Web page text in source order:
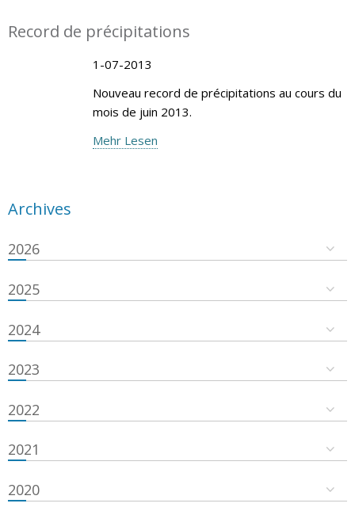
Record de précipitations
1-07-2013
Nouveau record de précipitations au cours du
mois de juin 2013.
Mehr Lesen
Archives
2026
2025
2024
2023
2022
2021
2020